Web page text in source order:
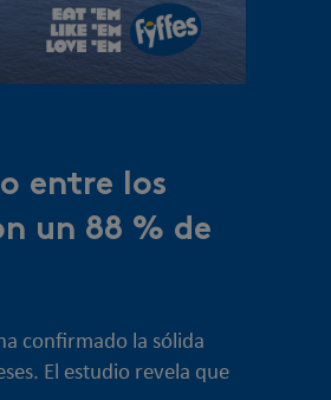
entre los
un 88 % de
confirmado la sólida
El estudio revela que